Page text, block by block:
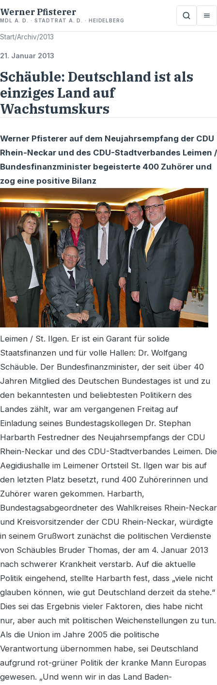
Werner Pfisterer
MDL A. D. · STADTRAT A. D. · HEIDELBERG
Start/Archiv/2013
21. Januar 2013
Schäuble: Deutschland ist als
einziges Land auf
Wachstumskurs
Werner Pfisterer auf dem Neujahrsempfang der CDU
Rhein-Neckar und des CDU-Stadtverbandes Leimen /
Bundesfinanzminister begeisterte 400 Zuhörer und
zog eine positive Bilanz
Leimen / St. Ilgen. Er ist ein Garant für solide
Staatsfinanzen und für volle Hallen: Dr. Wolfgang
Schäuble. Der Bundesfinanzminister, der seit über 40
Jahren Mitglied des Deutschen Bundestages ist und zu
den bekanntesten und beliebtesten Politikern des
Landes zählt, war am vergangenen Freitag auf
Einladung seines Bundestagskollegen Dr. Stephan
Harbarth Festredner des Neujahrsempfangs der CDU
Rhein-Neckar und des CDU-Stadtverbandes Leimen. Die
Aegidiushalle im Leimener Ortsteil St. Ilgen war bis auf
den letzten Platz besetzt, rund 400 Zuhörerinnen und
Zuhörer waren gekommen. Harbarth,
Bundestagsabgeordneter des Wahlkreises Rhein-Neckar
und Kreisvorsitzender der CDU Rhein-Neckar, würdigte
in seinem Grußwort zunächst die politischen Verdienste
von Schäubles Bruder Thomas, der am 4. Januar 2013
nach schwerer Krankheit verstarb. Auf die aktuelle
Politik eingehend, stellte Harbarth fest, dass „viele nicht
glauben können, wie gut Deutschland derzeit da stehe.“
Dies sei das Ergebnis vieler Faktoren, dies habe nicht
nur, aber auch mit politischen Weichenstellungen zu tun.
Als die Union im Jahre 2005 die politische
Verantwortung übernommen habe, sei Deutschland
aufgrund rot-grüner Politik der kranke Mann Europas
gewesen. „Und wenn wir in das Land Baden-